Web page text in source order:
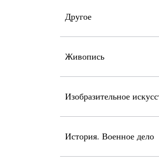
Другое
Живопись
Изобразительное
История. Военное дело